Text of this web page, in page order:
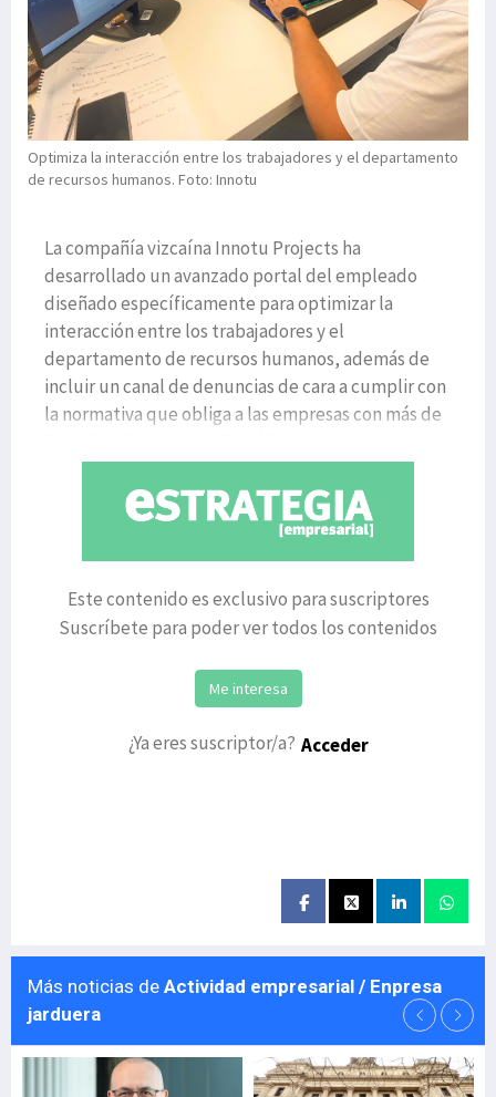
Optimiza la interacción entre los trabajadores y el departamento
de recursos humanos. Foto: Innotu
La compañía vizcaína Innotu Projects ha
desarrollado un avanzado portal del empleado
diseñado específicamente para optimizar la
interacción entre los trabajadores y el
departamento de recursos humanos, además de
incluir un canal de denuncias de cara a cumplir con
la normativa que obliga a las empresas con más de
Este contenido es exclusivo para suscriptores
Suscríbete para poder ver todos los contenidos
Me interesa
¿Ya eres suscriptor/a? Acceder
Más noticias de Actividad empresarial / Enpresa
jarduera